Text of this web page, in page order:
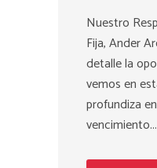
Nuestro
Fija, Ander
detalle la
vemos en
profundiza